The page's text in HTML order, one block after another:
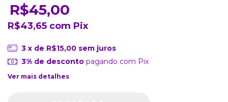
R$45,00
R$43,65 com Pix
3 x de R$15,00 sem juros
3% de descontopagando com Pix
Ver mais detalhes